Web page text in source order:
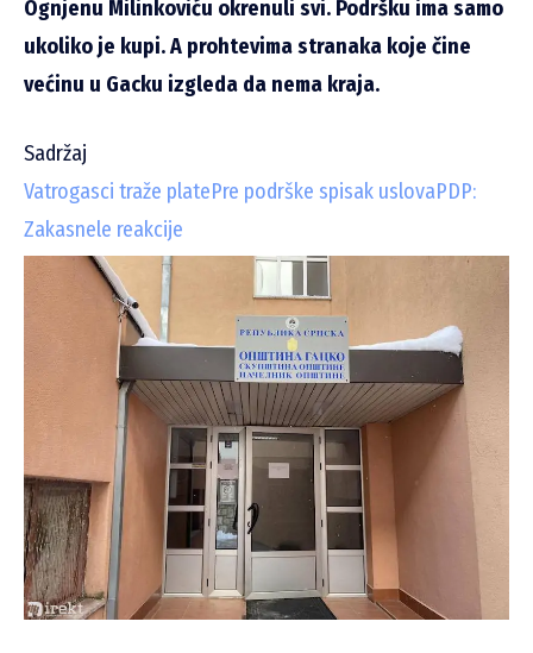
Ognjenu Milinkoviću okrenuli svi. Podršku ima samo
ukoliko je kupi. A prohtevima stranaka koje čine
većinu u Gacku izgleda da nema kraja.
Sadržaj
Vatrogasci traže platePre podrške spisak uslovaPDP:
Zakasnele reakcije